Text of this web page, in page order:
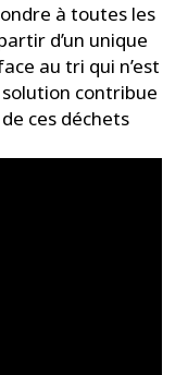
à toutes les
d’un unique
au tri qui n’est
contribue
ces déchets